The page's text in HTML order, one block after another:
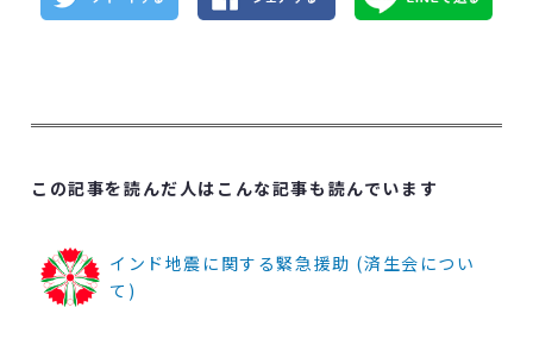
この記事を読んだ人はこんな記事も読んでいます
インド地震に関する緊急援助 (済生会につい
て)